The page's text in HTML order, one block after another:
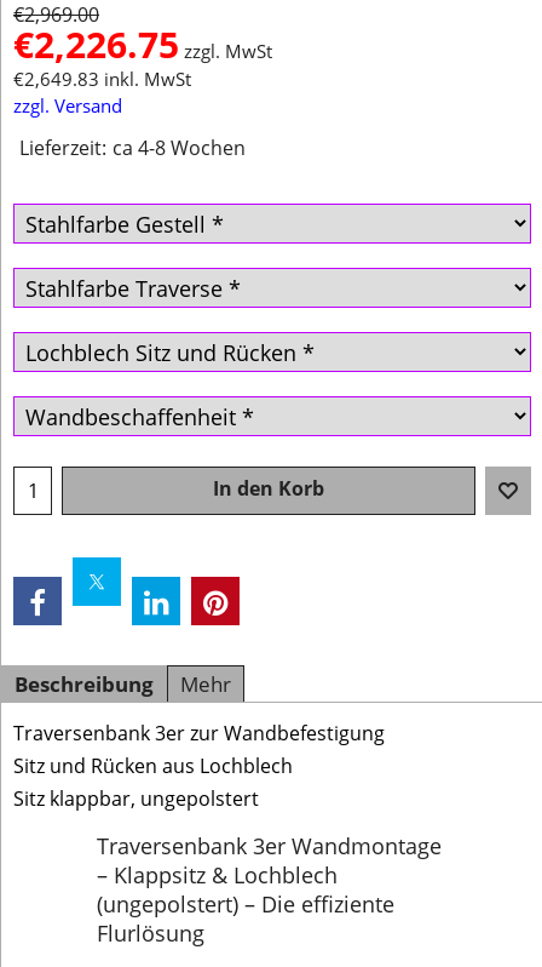
€2,969.00
€2,226.75 zzgl. MwSt
€2,649.83 inkl. MwSt
zzgl. Versand
Lieferzeit: ca 4-8 Wochen
In den Korb
Beschreibung Mehr
Traversenbank 3er zur Wandbefestigung
Sitz und Rücken aus Lochblech
Sitz klappbar, ungepolstert
Traversenbank 3er Wandmontage
– Klappsitz & Lochblech
(ungepolstert) – Die effiziente
Flurlösung